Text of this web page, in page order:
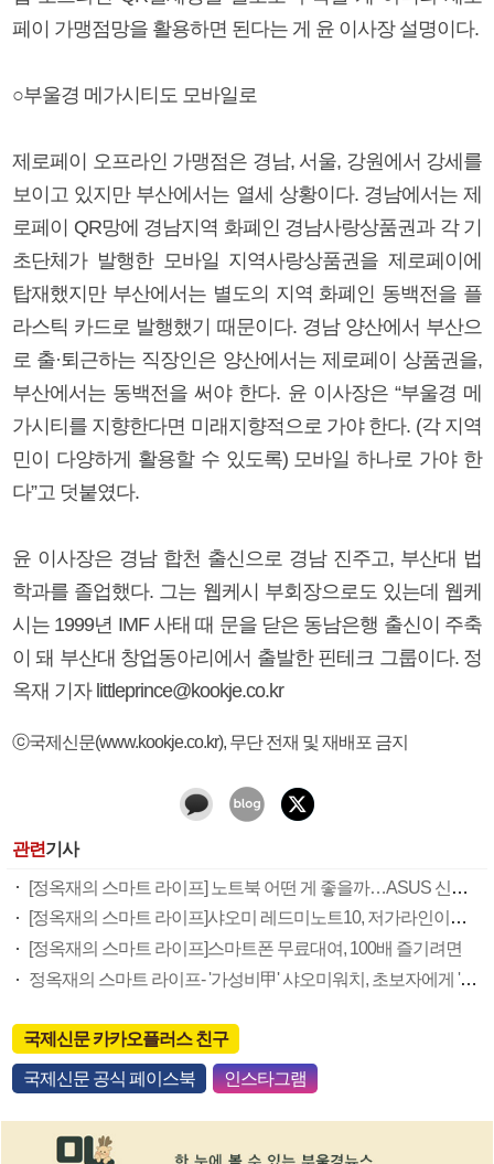
페이 가맹점망을 활용하면 된다는 게 윤 이사장 설명이다.
○부울경 메가시티도 모바일로
제로페이 오프라인 가맹점은 경남, 서울, 강원에서 강세를
보이고 있지만 부산에서는 열세 상황이다. 경남에서는 제
로페이 QR망에 경남지역 화폐인 경남사랑상품권과 각 기
초단체가 발행한 모바일 지역사랑상품권을 제로페이에
탑재했지만 부산에서는 별도의 지역 화폐인 동백전을 플
라스틱 카드로 발행했기 때문이다. 경남 양산에서 부산으
로 출·퇴근하는 직장인은 양산에서는 제로페이 상품권을,
부산에서는 동백전을 써야 한다. 윤 이사장은 “부울경 메
가시티를 지향한다면 미래지향적으로 가야 한다. (각 지역
민이 다양하게 활용할 수 있도록) 모바일 하나로 가야 한
다”고 덧붙였다.
윤 이사장은 경남 합천 출신으로 경남 진주고, 부산대 법
학과를 졸업했다. 그는 웹케시 부회장으로도 있는데 웹케
시는 1999년 IMF 사태 때 문을 닫은 동남은행 출신이 주축
이 돼 부산대 창업동아리에서 출발한 핀테크 그룹이다. 정
옥재 기자 littleprince@kookje.co.kr
ⓒ국제신문(www.kookje.co.kr), 무단 전재 및 재배포 금지
관련기사
[정옥재의 스마트 라이프] 노트북 어떤 게 좋을까…ASUS 신제품 써봤더니
[정옥재의 스마트 라이프]샤오미 레드미노트10, 저가라인이지만 프리미엄 '느낌'
[정옥재의 스마트 라이프]스마트폰 무료대여, 100배 즐기려면
정옥재의 스마트 라이프- '가성비甲' 샤오미워치, 초보자에게 '안성맞춤'
국제신문 카카오플러스 친구
국제신문 공식 페이스북 인스타그램